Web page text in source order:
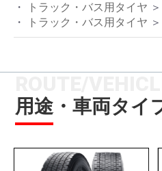
トラック・バス用タイヤ ＞
トラック・バス用タイヤ ＞
用途・車両タイ